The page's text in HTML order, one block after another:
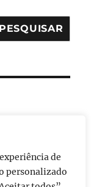
de
personalizado
PESQUISAR